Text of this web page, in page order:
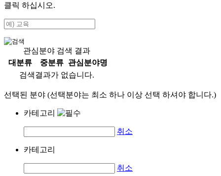
클릭 하십시오.
관심분야 검색 결과
대분류
중분류
관심분야명
검색결과가 없습니다.
선택된 분야 (선택분야는 최소 하나 이상 선택 하셔야 합니다.)
카테고리
취소
카테고리
취소